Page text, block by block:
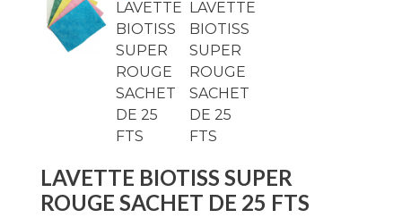
LAVETTE BIOTISS SUPER
ROUGE SACHET DE 25 FTS